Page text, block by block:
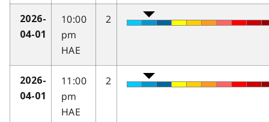
2026-
04-01
10:00
pm
HAE
2
2026-
04-01
11:00
pm
HAE
2